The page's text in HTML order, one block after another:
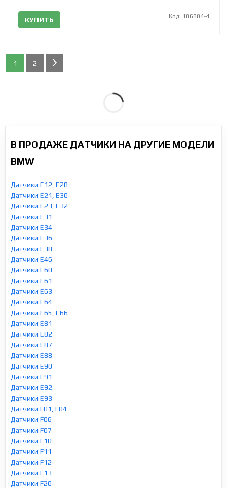
КУПИТЬ Код: 106804-4
1 2
В ПРОДАЖЕ ДАТЧИКИ НА ДРУГИЕ МОДЕЛИ
BMW
Датчики E12, E28
Датчики E21, E30
Датчики E23, E32
Датчики E31
Датчики E34
Датчики E36
Датчики E38
Датчики E46
Датчики E60
Датчики E61
Датчики E63
Датчики E64
Датчики E65, E66
Датчики E81
Датчики E82
Датчики E87
Датчики E88
Датчики E90
Датчики E91
Датчики E92
Датчики E93
Датчики F01, F04
Датчики F06
Датчики F07
Датчики F10
Датчики F11
Датчики F12
Датчики F13
Датчики F20